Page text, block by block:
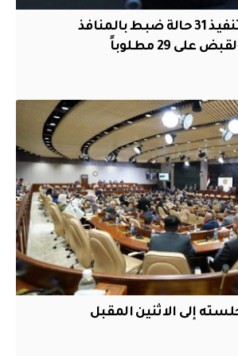
الأمن الوطني: تنفيذ 31 حالة ضبط بالمنافذ
29 مطلوباً
إلى الاثنين المقبل